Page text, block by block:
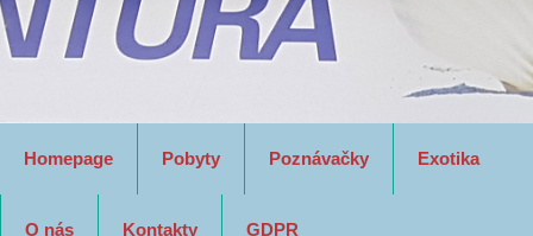
Homepage Pobyty Poznávačky Exotika
O nás Kontakty GDPR